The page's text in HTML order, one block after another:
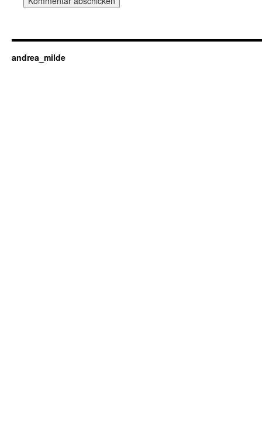
andrea_milde